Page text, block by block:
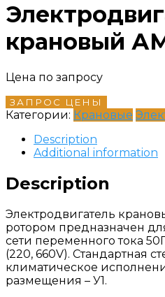
крановый
Цена по запросу
ЗАПРОС ЦЕНЫ
Категории: Крановые
Description
Additional information
Description
Электродвигатель
ротором предназначен
сети переменного тока
(220, 660V). Стандартная
климатическое
размещения – У1.